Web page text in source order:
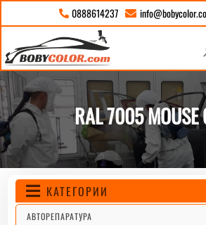
 0888614237 
RAL 7005 MOUSE
 КАТЕГОРИИ
АВТОРЕПАРАТУРА